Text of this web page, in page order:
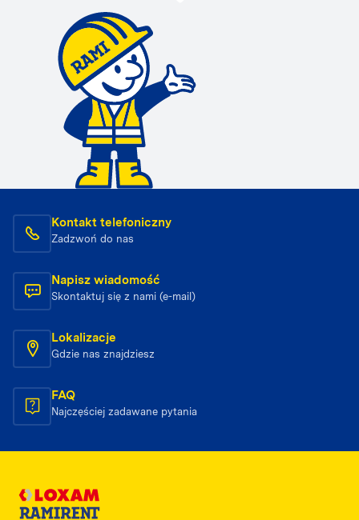
Kontakt telefoniczny
Zadzwoń do nas
Napisz wiadomość
Skontaktuj się z nami (e-mail)
Lokalizacje
Gdzie nas znajdziesz
FAQ
Najczęściej zadawane pytania